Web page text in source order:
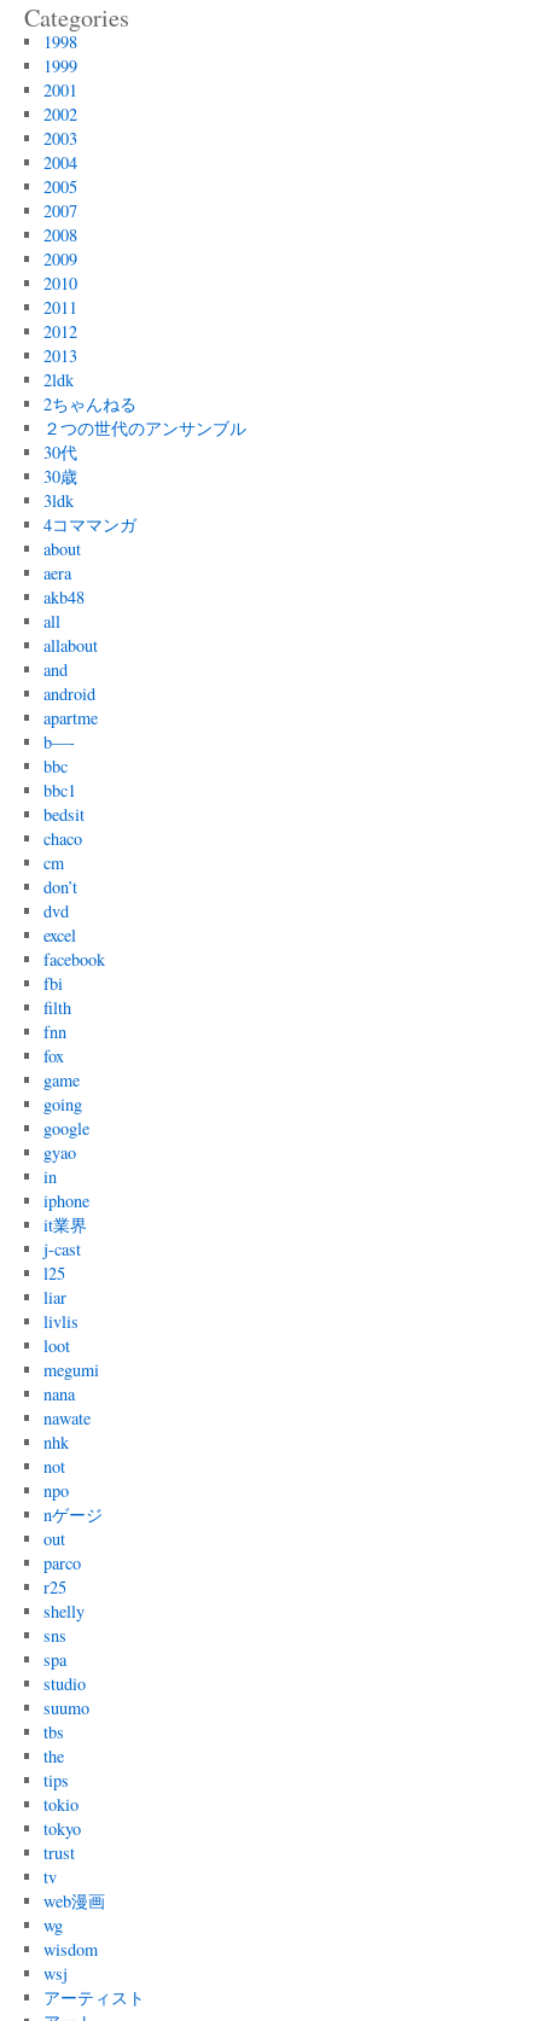
Categories
1998
1999
2001
2002
2003
2004
2005
2007
2008
2009
2010
2011
2012
2013
2ldk
2ちゃんねる
２つの世代のアンサンブル
30代
30歳
3ldk
4コママンガ
about
aera
akb48
all
allabout
and
android
apartme
b—-
bbc
bbc1
bedsit
chaco
cm
don’t
dvd
excel
facebook
fbi
filth
fnn
fox
game
going
google
gyao
in
iphone
it業界
j-cast
l25
liar
livlis
loot
megumi
nana
nawate
nhk
not
npo
nゲージ
out
parco
r25
shelly
sns
spa
studio
suumo
tbs
the
tips
tokio
tokyo
trust
tv
web漫画
wg
wisdom
wsj
アーティスト